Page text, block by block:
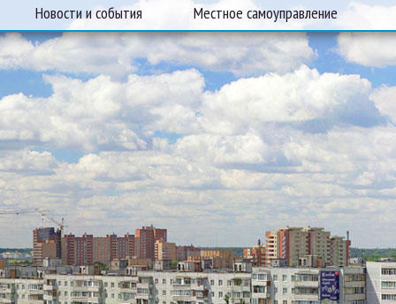
Новости и события Местное самоуправление